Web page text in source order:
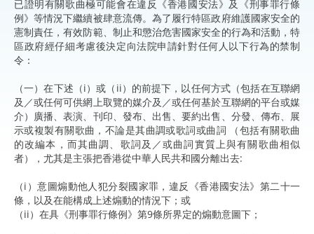
已證明有關歌曲極可能會在違反《香港國安法》及《刑事罪行條
例》等情況下繼續被肆意流傳。為了履行特區政府維護國家安全的
憲制責任，有效防範、制止和懲治危害國家安全的行為和活動，特
區政府經仔細考慮後決定向法院申請針對任何人以下行為的禁制
令：
（一）在下述（i）或（ii）的前提下，以任何方式（包括在互聯網
及／或任何可供網上取覽的媒介及／或任何基於互聯網的平台或媒
介）廣播、表演、刊印、發布、出售、要約出售、分發、傳布、展
示或複製有關歌曲，不論是其曲調或歌詞或曲詞 （包括有關歌曲
的改編本，而其曲調、歌詞及／或曲詞實質上與有關歌曲相似
者），尤其是主張把香港從中華人民共和國分離出去:
（i）意圖煽動他人犯分裂國家罪，違反《香港國安法》第二十一
條，以及在能構成上述煽動的情況下；或
（ii）在具《刑事罪行條例》第9條所界定的煽動意圖下；